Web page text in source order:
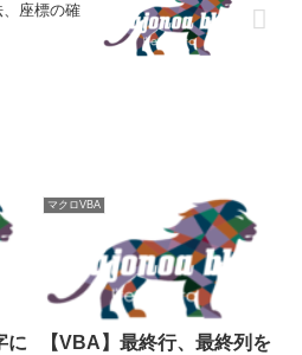
座標の確
に
マクロVBA
【VBA】最終行、最終列を